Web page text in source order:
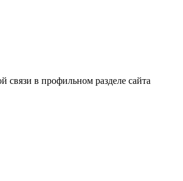
связи в профильном разделе сайта